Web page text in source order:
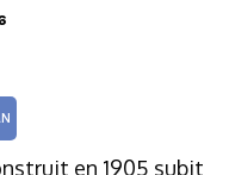
en 1905 subit